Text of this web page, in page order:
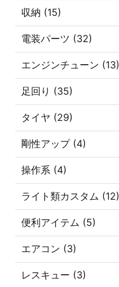
収納 (15)
電装パーツ (32)
エンジンチューン (13)
足回り (35)
タイヤ (29)
剛性アップ (4)
操作系 (4)
ライト類カスタム (12)
便利アイテム (5)
エアコン (3)
レスキュー (3)